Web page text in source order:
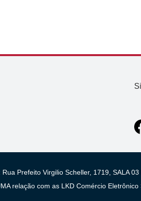
Prefeito Virgilio Scheller, 1719, SALA
relação com as LKD Comércio